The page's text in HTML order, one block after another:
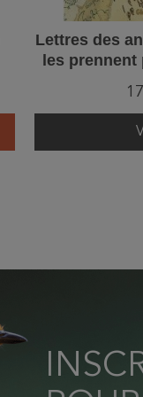
Lettres des
les prennent